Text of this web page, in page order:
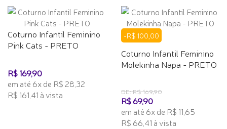
Coturno Infantil Feminino
Pink Cats - PRETO
R$ 169,90
em até 6x de R$ 28,32
R$ 161,41 à vista
-R$ 100,00
Coturno Infantil Feminino
Molekinha Napa - PRETO
DE: R$ 169,90
R$ 69,90
em até 6x de R$ 11,65
R$ 66,41 à vista